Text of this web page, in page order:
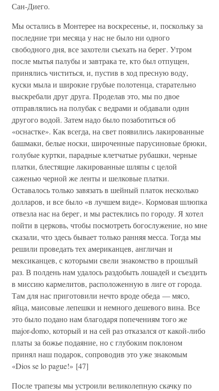
Сан-Диего.
Мы остались в Монтерее на воскресенье, и, поскольку за
последние три месяца у нас не было ни одного
свободного дня, все захотели съехать на берег. Утром
после мытья палубы и завтрака те, кто был отпущен,
принялись чиститься, и, пустив в ход пресную воду,
куски мыла и широкие грубые полотенца, старательно
выскребали друг друга. Проделав это, мы по двое
отправлялись на полубак с ведрами и обдавали один
другого водой. Затем надо было позаботиться об
«оснастке». Как всегда, на свет появились лакированные
башмаки, белые носки, широченные парусиновые брюки,
голубые куртки, парадные клетчатые рубашки, черные
платки, блестящие лакированные шляпы с целой
саженью черной же ленты и шелковые платки.
Оставалось только завязать в шейный платок несколько
долларов, и все было «в лучшем виде». Кормовая шлюпка
отвезла нас на берег, и мы растеклись по городу. Я хотел
пойти в церковь, чтобы посмотреть богослужение, но мне
сказали, что здесь бывает только ранняя месса. Тогда мы
решили проведать тех американцев, англичан и
мексиканцев, с которыми свели знакомство в прошлый
раз. В полдень нам удалось раздобыть лошадей и съездить
в миссию кармелитов, расположенную в лиге от города.
Там для нас приготовили нечто вроде обеда — мясо,
яйца, маисовые лепешки и немного дешевого вина. Все
это было подано нам благодаря попечениям того же
major-domo, который и на сей раз отказался от какой-либо
платы за божье подаяние, но с глубоким поклоном
принял наш подарок, сопроводив это уже знакомым
«Dios se lo pague!» [47]
После трапезы мы устроили великолепную скачку по